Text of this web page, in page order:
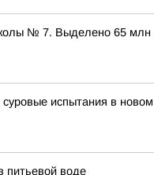
№ 7. Выделено 65 млн
испытания в
питьевой воде